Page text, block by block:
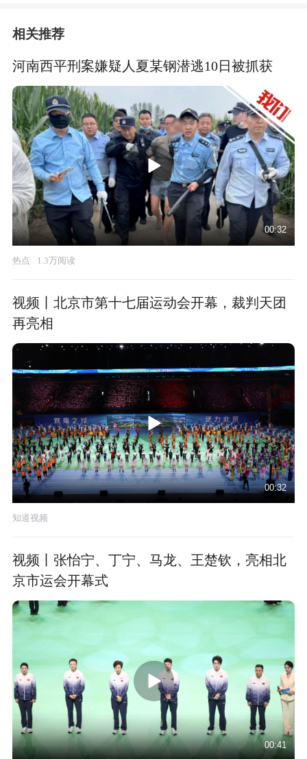
相关推荐
河南西平刑案嫌疑人夏某钢潜逃10日被抓获
00:32
热点 1.3万阅读
视频丨北京市第十七届运动会开幕，裁判天团
再亮相
00:32
知道视频
视频丨张怡宁、丁宁、马龙、王楚钦，亮相北
京市运会开幕式
00:41